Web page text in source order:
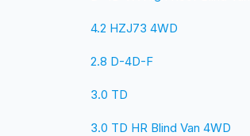
4.2 HZJ73 4WD
2.8 D-4D-F
3.0 TD
3.0 TD HR Blind Van 4WD